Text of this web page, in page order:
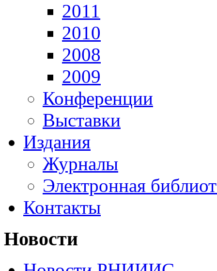
2011
2010
2008
2009
Конференции
Выставки
Издания
Журналы
Электронная
Контакты
Новости